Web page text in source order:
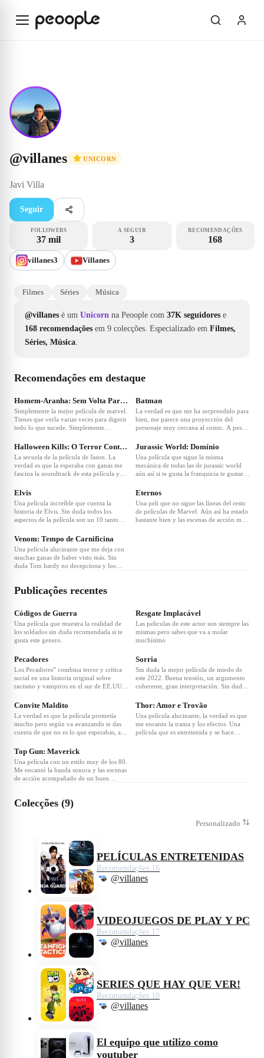
@villanes UNICORN
Javi Villa
Seguir
FOLLOWERS
37 mil
A SEGUIR
3
RECOMENDAÇÕES
168
villanes3 Villanes
Filmes Séries Música
@villanes é um Unicorn na Peoople com 37K seguidores e
168 recomendações em 9 colecções. Especializado em Filmes,
Séries, Música.
Recomendações em destaque
❤309
Homem-Aranha: Sem Volta Para Casa
Simplemente la mejor película de marvel.
Tienes que verla varias veces para digerir
todo lo que sucede. Simplemente
futuro Spiderman que nos va a encantar a
❤
Batman
La verdad es que me ha sorprendido para
bien, me parece una proyección del
personaje muy cercana al comic. A pesar
no se me ha hecho larga lo cual me ha
esta llevada la película. Os recomiendo
mucho ir a verla💯🦇
❤60
Halloween Kills: O Terror Continua
La secuela de la película de Jason. La
verdad es que la esperaba con ganas me
fascina la soundtrack de esta película y
una película perfecta para halloween.🔪🎹
❤49
Jurassic World: Domínio
Una película que sigue la misma
mecánica de todas las de jurassic world
aún así si te gusta la franquicia te gustará
🦕
❤34
Elvis
Una película increíble que cuenta la
historia de Elvis. Sin duda todos los
aspectos de la película son un 10 tanto
Muy recomendada 💯
❤30
Eternos
Una peli que no sigue las líneas del resto
de películas de Marvel. Aún así ha estado
bastante bien y las escenas de acción me
❤25
Venom: Tempo de Carnificina
Una película alucinante que me deja con
muchas ganas de haber visto más. Sin
duda Tom hardy no decepciona y los
pasada y con muchas ganas de ver que
pasa en un futuro con este increíble
Publicações recentes
❤1
Códigos de Guerra
Una película que muestra la realidad de
los soldados sin duda recomendada si te
gusta este genero.
Resgate Implacável
Las peliculas de este actor son siempre las
mismas pero sabes que va a molar
muchísimo
❤9
Pecadores
Los Pecadores” combina terror y crítica
social en una historia original sobre
racismo y vampiros en el sur de EE.UU.
poderosa y la actuación de Michael B.
efectiva.
❤6
Sorria
Sin duda la mejor película de miedo de
este 2022. Buena tensión, un argumento
coherente, gran interpretación. Sin duda
😁
Convite Maldito
La verdad es que la película prometía
mucho pero según va avanzando te das
cuenta de que no es lo que esperabas, aún
rato.🧛‍♂️
❤3
Thor: Amor e Trovão
Una película alucinante, la verdad es que
me encanto la trama y los efectos. Una
película que es entretenida y se hace
❤2
Top Gun: Maverick
Una película con un estilo muy de los 80.
Me encantó la banda sonora y las escenas
de acción acompañado de un buen
Colecções (9)
Personalizado
PELÍCULAS ENTRETENIDAS
Recomendações 16
@villanes
VIDEOJUEGOS DE PLAY Y PC
Recomendações 17
@villanes
SERIES QUE HAY QUE VER!
Recomendações 10
@villanes
El equipo que utilizo como
youtuber